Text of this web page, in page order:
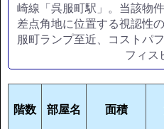
崎線「呉服町駅」。当該物
差点角地に位置する視認性
服町ランプ至近、コストパ
フィス
階数 部屋名 面積